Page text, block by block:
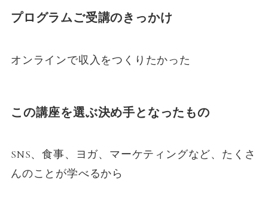
プログラムご受講のきっかけ
オンラインで収入をつくりたかった
この講座を選ぶ決め手となったもの
SNS、食事、ヨガ、マーケティングなど、たくさ
んのことが学べるから